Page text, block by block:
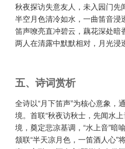
秋夜探访失意友人，未入园门先
半空月色清冷如水，一曲笛音浸
笛声嘹亮直冲碧云，藕花深处暗
两人在清露中默默相对，月光浸
五、诗词赏析
全诗以“月下笛声”为核心意象，
境。首联“秋夜访秋士，先闻水
境，奠定悲凉基调，“水上音”暗
颔联“半天凉月色，一笛酒人心”